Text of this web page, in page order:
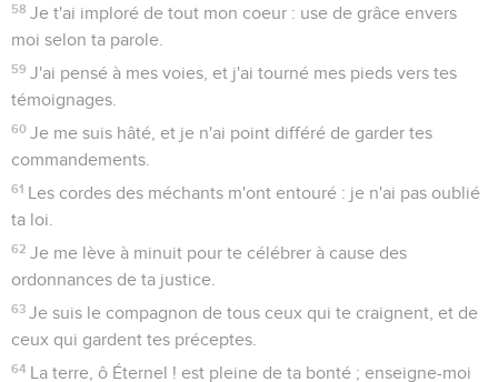
58 Je t'ai imploré de tout mon coeur : use de grâce envers
moi selon ta parole.
59 J'ai pensé à mes voies, et j'ai tourné mes pieds vers tes
témoignages.
60 Je me suis hâté, et je n'ai point différé de garder tes
commandements.
61 Les cordes des méchants m'ont entouré : je n'ai pas oublié
ta loi.
62 Je me lève à minuit pour te célébrer à cause des
ordonnances de ta justice.
63 Je suis le compagnon de tous ceux qui te craignent, et de
ceux qui gardent tes préceptes.
64 La terre, ô Éternel ! est pleine de ta bonté ; enseigne-moi